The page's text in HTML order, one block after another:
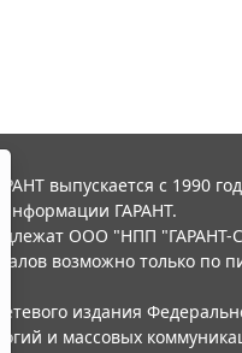
выпускается с 1990
информации ГАРАНТ.
ООО "НПП
возможно только
издания
и массовых